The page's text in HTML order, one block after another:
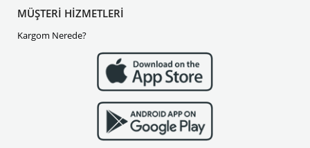
MÜŞTERİ HİZMETLERİ
Kargom Nerede?